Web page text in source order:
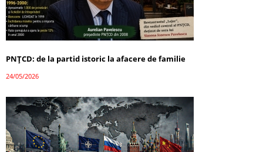
PNȚCD: de la partid istoric la afacere de familie
24/05/2026